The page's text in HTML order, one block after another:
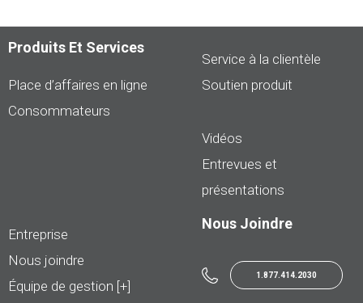
Produits Et Services
Place d’affaires en ligne
Consommateurs
Service à la clientèle
Soutien produit
Vidéos
Entrevues et
présentations
Entreprise
Nous joindre
Équipe de gestion [+]
Nous Joindre
1.877.414.2030